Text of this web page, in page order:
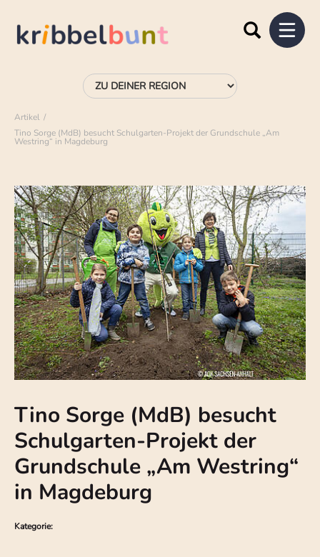
Artikel
Tino Sorge (MdB) besucht Schulgarten-Projekt der Grundschule „Am
Westring“ in Magdeburg
Tino Sorge (MdB) besucht
Schulgarten-Projekt der
Grundschule „Am Westring“
in Magdeburg
Kategorie: